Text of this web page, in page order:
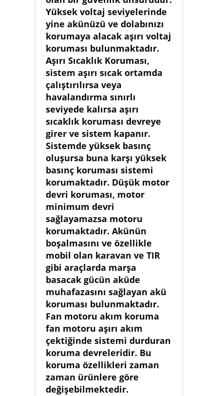
Yüksek voltaj seviyelerinde
yine akünüzü ve dolabınızı
korumaya alacak aşırı voltaj
koruması bulunmaktadır.
Aşırı Sıcaklık Koruması,
sistem aşırı sıcak ortamda
çalıştırılırsa veya
havalandırma sınırlı
seviyede kalırsa aşırı
sıcaklık koruması devreye
girer ve sistem kapanır.
Sistemde yüksek basınç
oluşursa buna karşı yüksek
basınç koruması sistemi
korumaktadır. Düşük motor
devri koruması, motor
minimum devri
sağlayamazsa motoru
korumaktadır. Akünün
boşalmasını ve özellikle
mobil olan karavan ve TIR
gibi araçlarda marşa
basacak gücün aküde
muhafazasını sağlayan akü
koruması bulunmaktadır.
Fan motoru akım koruma
fan motoru aşırı akım
çektiğinde sistemi durduran
koruma devreleridir. Bu
koruma özellikleri zaman
zaman ürünlere göre
değişebilmektedir.